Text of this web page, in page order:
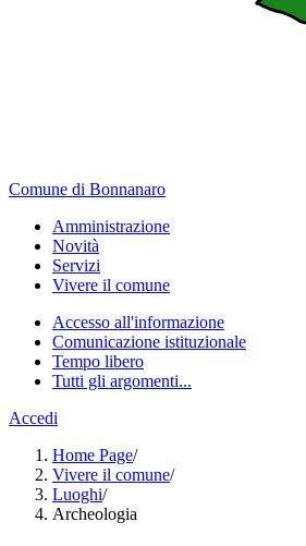
Comune di Bonnanaro
Amministrazione
Novità
Servizi
Vivere il comune
Accesso all'informazione
Comunicazione istituzionale
Tempo libero
Tutti gli argomenti...
Accedi
Home Page/
Vivere il comune/
Luoghi/
Archeologia